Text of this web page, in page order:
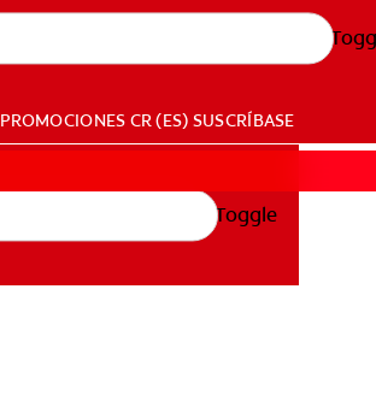
PROMOCIONES CR (ES) SUSCRÍBASE
Toggle